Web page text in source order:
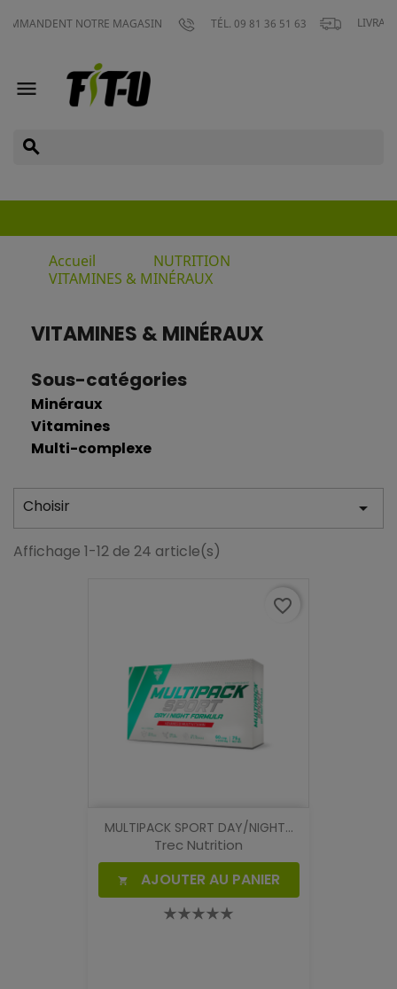
NOTRE MAGASIN TÉL. 09 81 36 51 63 LIVRAISON

search
Accueil
NUTRITION
VITAMINES & MINÉRAUX
VITAMINES & MINÉRAUX
Sous-catégories
Minéraux
Vitamines
Multi-complexe
Choisir 
Affichage 1-12 de 24 article(s)
MULTIPACK SPORT DAY/NIGHT...
Trec Nutrition
 AJOUTER AU PANIER
favorite_border